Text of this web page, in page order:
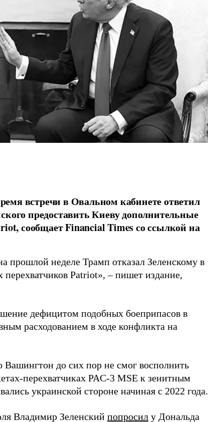
встречи в Овальном кабинете ответил
предоставить Киеву дополнительные
сообщает Financial Times со ссылкой на
прошлой неделе Трамп отказал Зеленскому в
Patriot», – пишет издание,
дефицитом подобных боеприпасов в
расходованием в ходе конфликта на
до сих пор не смог восполнить
перехватчиках PAC-3 MSE к зенитным
украинской стороне начиная с 2022 года.
Владимир Зеленский попросил у Дональда